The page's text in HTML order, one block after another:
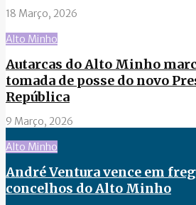
18 Março, 2026
Alto Minho
Autarcas do Alto Minho
tomada de posse do novo
República
9 Março, 2026
Alto Minho
André Ventura vence em
concelhos do Alto Minho